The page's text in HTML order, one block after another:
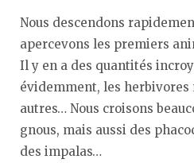
Nous descendons
apercevons les premiers
Il y en a des quantités
évidemment, les herbivores
autres… Nous croisons
gnous, mais aussi des
des impalas…